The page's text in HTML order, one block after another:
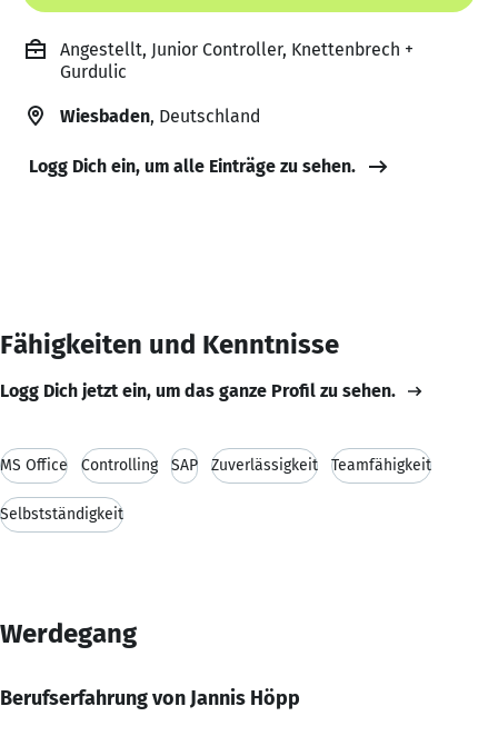
Angestellt, Junior Controller, Knettenbrech +
Gurdulic
Wiesbaden, Deutschland
Logg Dich ein, um alle Einträge zu sehen.
Fähigkeiten und Kenntnisse
Logg Dich jetzt ein, um das ganze Profil zu sehen.
MS Office Controlling SAP Zuverlässigkeit Teamfähigkeit
Selbstständigkeit
Werdegang
Berufserfahrung von Jannis Höpp